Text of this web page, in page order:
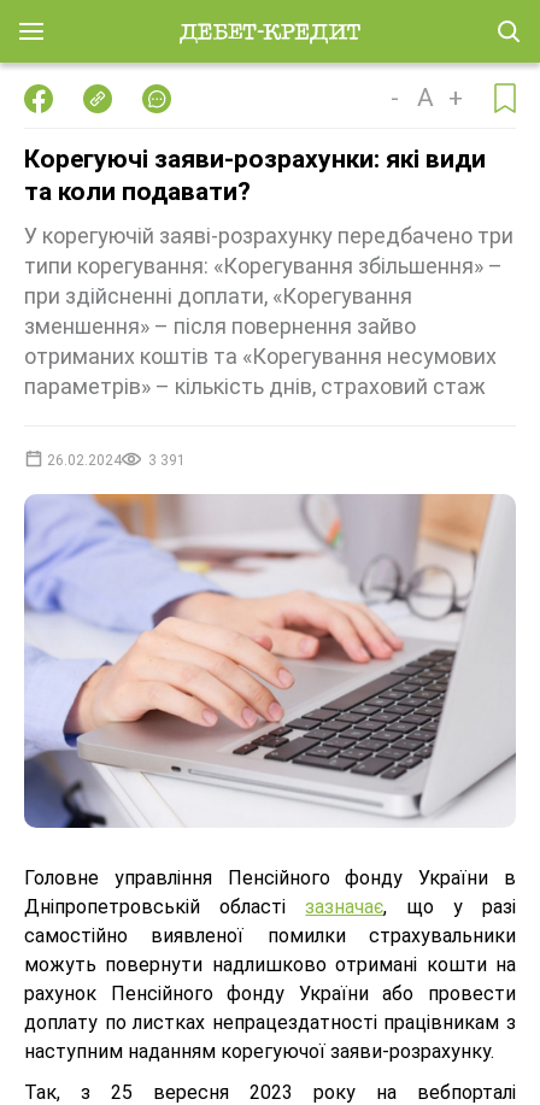
- A +
Корегуючі заяви-розрахунки: які види
та коли подавати?
У корегуючій заяві-розрахунку передбачено три
типи корегування: «Корегування збільшення» –
при здійсненні доплати, «Корегування
зменшення» – після повернення зайво
отриманих коштів та «Корегування несумових
параметрів» – кількість днів, страховий стаж
26.02.2024 3 391
Головне управління Пенсійного фонду України в
Дніпропетровській областізазначає, що у разі
самостійно виявленої помилки страхувальники
можуть повернути надлишково отримані кошти на
рахунок Пенсійного фонду України або провести
доплату по листках непрацездатності працівникам з
наступним наданням корегуючої заяви-розрахунку.
Так, з 25 вересня 2023 року на вебпорталі